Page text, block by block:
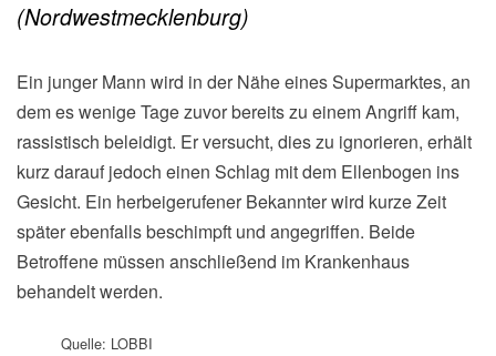
(Nordwestmecklenburg)
Ein junger Mann wird in der Nähe eines Supermarktes, an
dem es wenige Tage zuvor bereits zu einem Angriff kam,
rassistisch beleidigt. Er versucht, dies zu ignorieren, erhält
kurz darauf jedoch einen Schlag mit dem Ellenbogen ins
Gesicht. Ein herbeigerufener Bekannter wird kurze Zeit
später ebenfalls beschimpft und angegriffen. Beide
Betroffene müssen anschließend im Krankenhaus
behandelt werden.
Quelle: LOBBI